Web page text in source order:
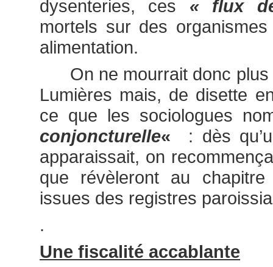
dysenteries, ces « flux
mortels sur des
alimentation.
On ne mourrait donc plus
Lumières mais, de disette
ce que les sociologues
conjoncturelle«
: dès
apparaissait, on
que révèleront au
issues des registres
.
Une fiscalité accablante